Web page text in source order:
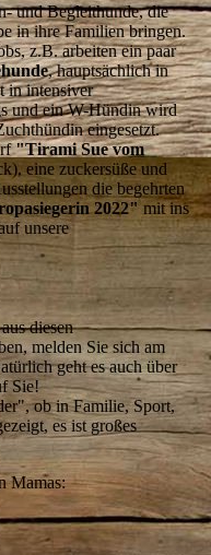
und Begleithunde, die
in ihre Familien bringen.
z.B. arbeiten ein paar
, hauptsächlich in
in intensiver
und ein W-Hündin wird
eingesetzt.
"Tirami Sue vom
eine zuckersüße und
die begehrten
2022"mit ins
unsere
diesen
melden Sie sich am
geht es auch über
Sie!
ob in Familie, Sport,
es ist großes
Mamas: